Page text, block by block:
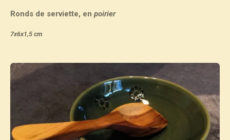
Ronds de serviette, en poirier
7x6x1,5 cm